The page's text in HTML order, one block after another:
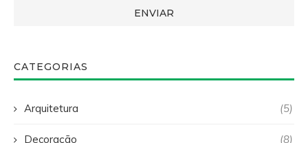
CATEGORIAS
Arquitetura (5)
Decoração (8)